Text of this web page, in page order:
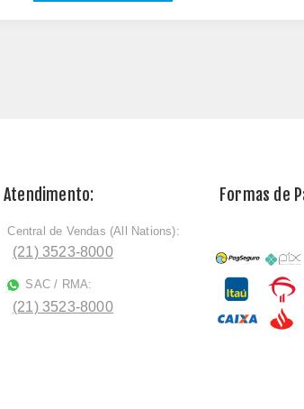
Atendimento:
ﾠCentral de Vendas (All Nations):
(21) 3523-8000
SAC / RMA:
(21) 3523-8000
Formas de